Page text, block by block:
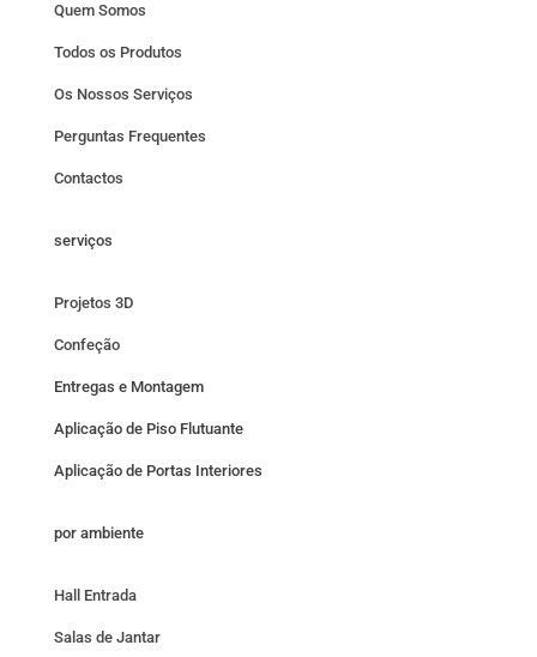
Quem Somos
Todos os Produtos
Os Nossos Serviços
Perguntas Frequentes
Contactos
serviços
Projetos 3D
Confeção
Entregas e Montagem
Aplicação de Piso Flutuante
Aplicação de Portas Interiores
por ambiente
Hall Entrada
Salas de Jantar